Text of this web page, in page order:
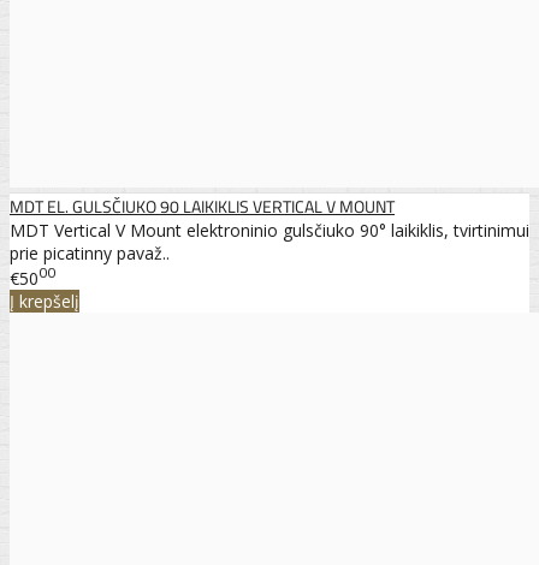
MDT EL. GULSČIUKO 90 LAIKIKLIS VERTICAL V MOUNT
MDT Vertical V Mount elektroninio gulsčiuko 90° laikiklis, tvirtinimui
prie picatinny pavaž..
€5000
Į krepšelį